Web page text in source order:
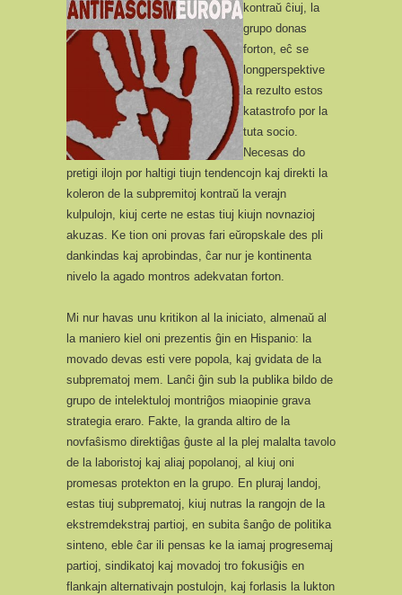
kontraŭ ĉiuj, la
grupo donas
forton, eĉ se
longperspektive
la rezulto estos
katastrofo por la
tuta socio.
Necesas do
pretigi ilojn por haltigi tiujn tendencojn kaj direkti la
koleron de la subpremitoj kontraŭ la verajn
kulpulojn, kiuj certe ne estas tiuj kiujn novnazioj
akuzas. Ke tion oni provas fari eŭropskale des pli
dankindas kaj aprobindas, ĉar nur je kontinenta
nivelo la agado montros adekvatan forton.
Mi nur havas unu kritikon al la iniciato, almenaŭ al
la maniero kiel oni prezentis ĝin en Hispanio: la
movado devas esti vere popola, kaj gvidata de la
subprematoj mem. Lanĉi ĝin sub la publika bildo de
grupo de intelektuloj montriĝos miaopinie grava
strategia eraro. Fakte, la granda altiro de la
novfaŝismo direktiĝas ĝuste al la plej malalta tavolo
de la laboristoj kaj aliaj popolanoj, al kiuj oni
promesas protekton en la grupo. En pluraj landoj,
estas tiuj subprematoj, kiuj nutras la rangojn de la
ekstremdekstraj partioj, en subita ŝanĝo de politika
sinteno, eble ĉar ili pensas ke la iamaj progresemaj
partioj, sindikatoj kaj movadoj tro fokusiĝis en
flankajn alternativajn postulojn, kaj forlasis la lukton